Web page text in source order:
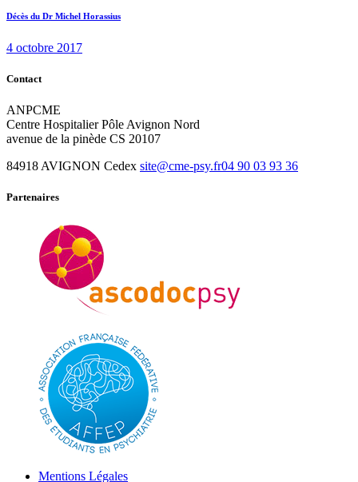
Next
Décès du Dr Michel Horassius
4 octobre 2017
Contact
ANPCME
Centre Hospitalier Pôle Avignon Nord
avenue de la pinède CS 20107
84918 AVIGNON Cedex site@cme-psy.fr04 90 03 93 36
Partenaires
Mentions Légales